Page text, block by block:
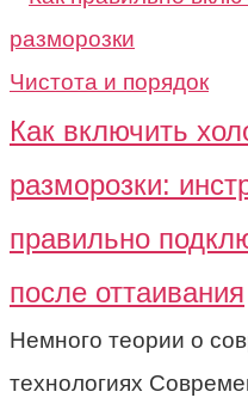
Чистота и порядок
Как включить
разморозки:
правильно
после оттаивания
Немного теории о
технологиях